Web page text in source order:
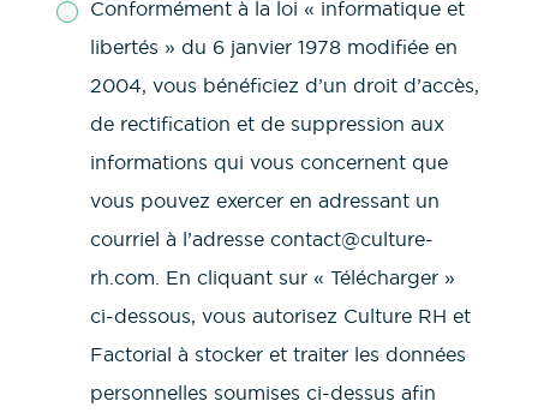
Conformément à la loi « informatique et
libertés » du 6 janvier 1978 modifiée en
2004, vous bénéficiez d’un droit d’accès,
de rectification et de suppression aux
informations qui vous concernent que
vous pouvez exercer en adressant un
courriel à l’adresse contact@culture-
rh.com. En cliquant sur « Télécharger »
ci-dessous, vous autorisez Culture RH et
Factorial à stocker et traiter les données
personnelles soumises ci-dessus afin